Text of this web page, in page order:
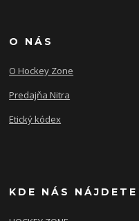
O NÁS
O Hockey Zone
Predajňa Nitra
Etický kódex
KDE NÁS NÁJDETE